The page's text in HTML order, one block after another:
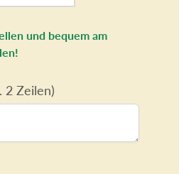
und bequem am
2 Zeilen)